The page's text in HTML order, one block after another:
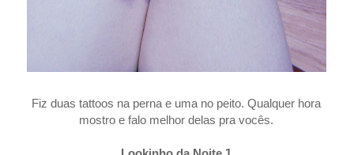
Fiz duas tattoos na perna e uma no peito. Qualquer hora
mostro e falo melhor delas pra vocês.